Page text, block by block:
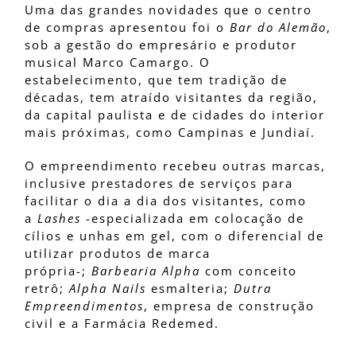
Uma das grandes novidades que o centro
de compras apresentou foi o Bar do Alemão,
sob a gestão do empresário e produtor
musical Marco Camargo. O
estabelecimento, que tem tradição de
décadas, tem atraído visitantes da região,
da capital paulista e de cidades do interior
mais próximas, como Campinas e Jundiaí.
O empreendimento recebeu outras marcas,
inclusive prestadores de serviços para
facilitar o dia a dia dos visitantes, como
a Lashes -especializada em colocação de
cílios e unhas em gel, com o diferencial de
utilizar produtos de marca
própria-; Barbearia Alpha com conceito
retrô; Alpha Nails esmalteria; Dutra
Empreendimentos, empresa de construção
civil e a Farmácia Redemed.